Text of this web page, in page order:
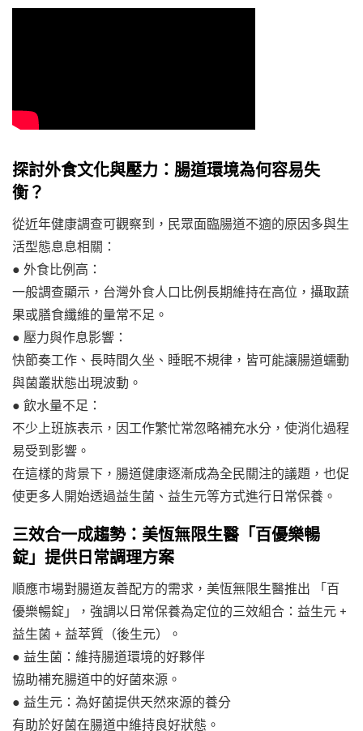
探討外食文化與壓力：腸道環境為何容易失
衡？
從近年健康調查可觀察到，民眾面臨腸道不適的原因多與生
活型態息息相關：
● 外食比例高：
一般調查顯示，台灣外食人口比例長期維持在高位，攝取蔬
果或膳食纖維的量常不足。
● 壓力與作息影響：
快節奏工作、長時間久坐、睡眠不規律，皆可能讓腸道蠕動
與菌叢狀態出現波動。
● 飲水量不足：
不少上班族表示，因工作繁忙常忽略補充水分，使消化過程
易受到影響。
在這樣的背景下，腸道健康逐漸成為全民關注的議題，也促
使更多人開始透過益生菌、益生元等方式進行日常保養。
三效合一成趨勢：美恆無限生醫「百優樂暢
錠」提供日常調理方案
順應市場對腸道友善配方的需求，美恆無限生醫推出 「百
優樂暢錠」，強調以日常保養為定位的三效組合：益生元 +
益生菌 + 益萃質（後生元）。
● 益生菌：維持腸道環境的好夥伴
協助補充腸道中的好菌來源。
● 益生元：為好菌提供天然來源的養分
有助於好菌在腸道中維持良好狀態。